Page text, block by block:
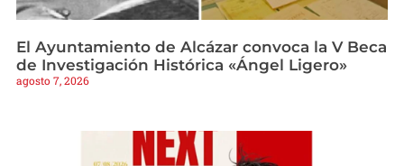
El Ayuntamiento de Alcázar convoca la V Beca
de Investigación Histórica «Ángel Ligero»
agosto 7, 2026